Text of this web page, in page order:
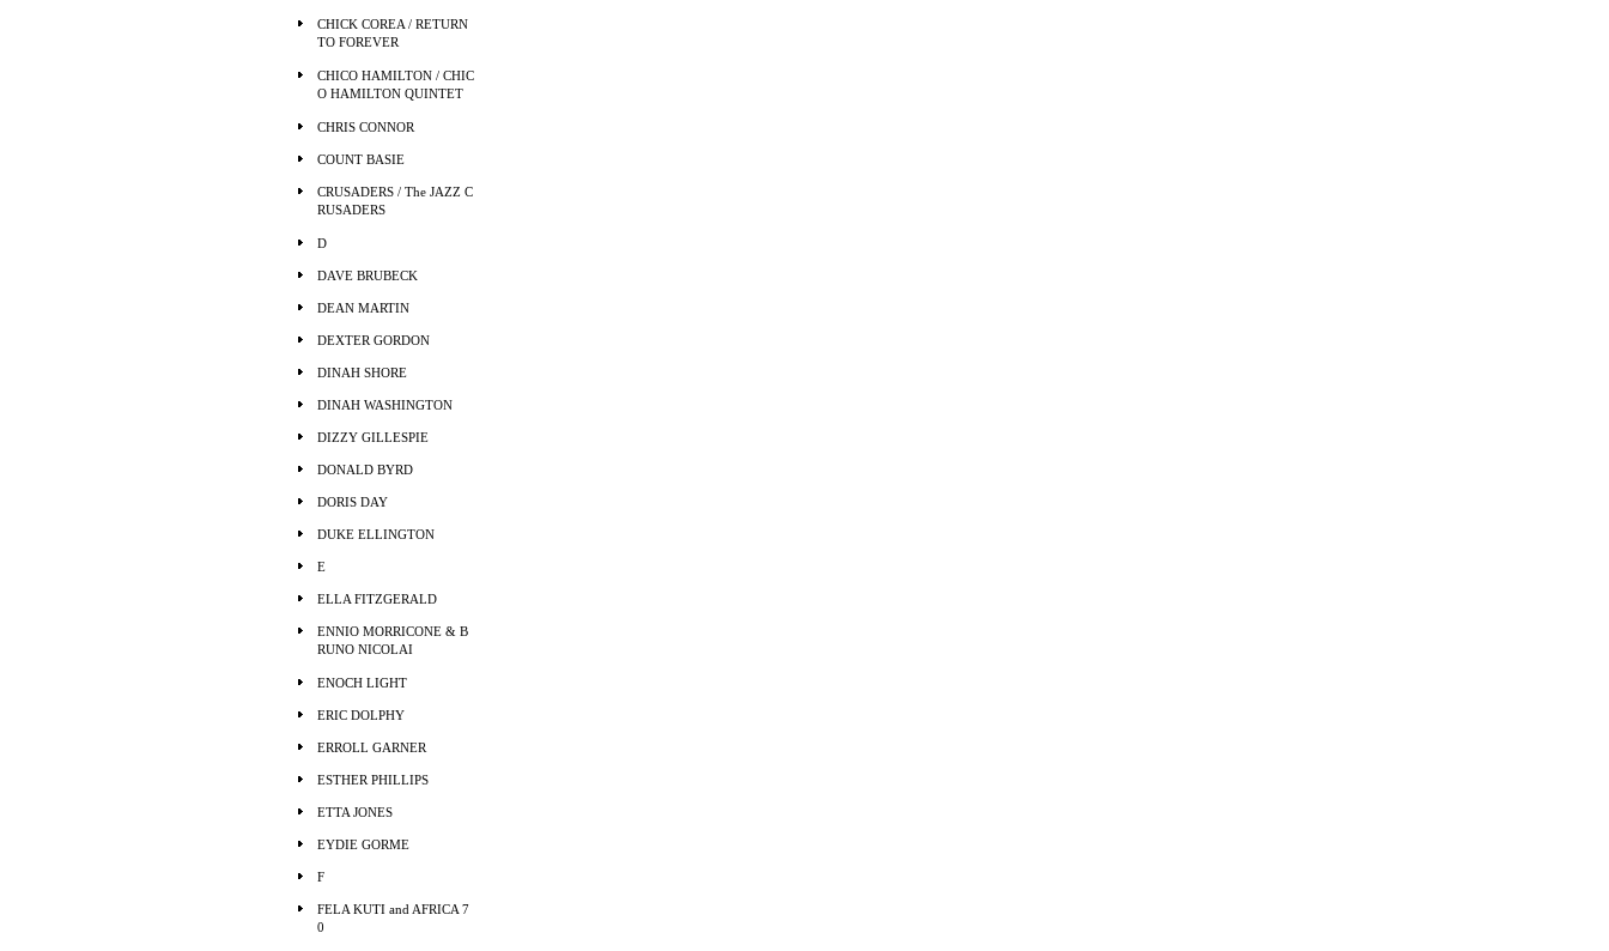
CHICK COREA / RETURN
TO FOREVER
CHICO HAMILTON / CHIC
O HAMILTON QUINTET
CHRIS CONNOR
COUNT BASIE
CRUSADERS / The JAZZ C
RUSADERS
D
DAVE BRUBECK
DEAN MARTIN
DEXTER GORDON
DINAH SHORE
DINAH WASHINGTON
DIZZY GILLESPIE
DONALD BYRD
DORIS DAY
DUKE ELLINGTON
E
ELLA FITZGERALD
ENNIO MORRICONE & B
RUNO NICOLAI
ENOCH LIGHT
ERIC DOLPHY
ERROLL GARNER
ESTHER PHILLIPS
ETTA JONES
EYDIE GORME
F
FELA KUTI and AFRICA 7
0